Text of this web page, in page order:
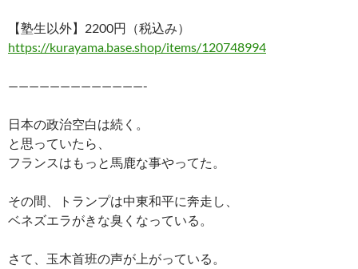
【塾生以外】2200円（税込み）
https://kurayama.base.shop/items/120748994
—————————————-
日本の政治空白は続く。
と思っていたら、
フランスはもっと馬鹿な事やってた。
その間、トランプは中東和平に奔走し、
ベネズエラがきな臭くなっている。
さて、玉木首班の声が上がっている。